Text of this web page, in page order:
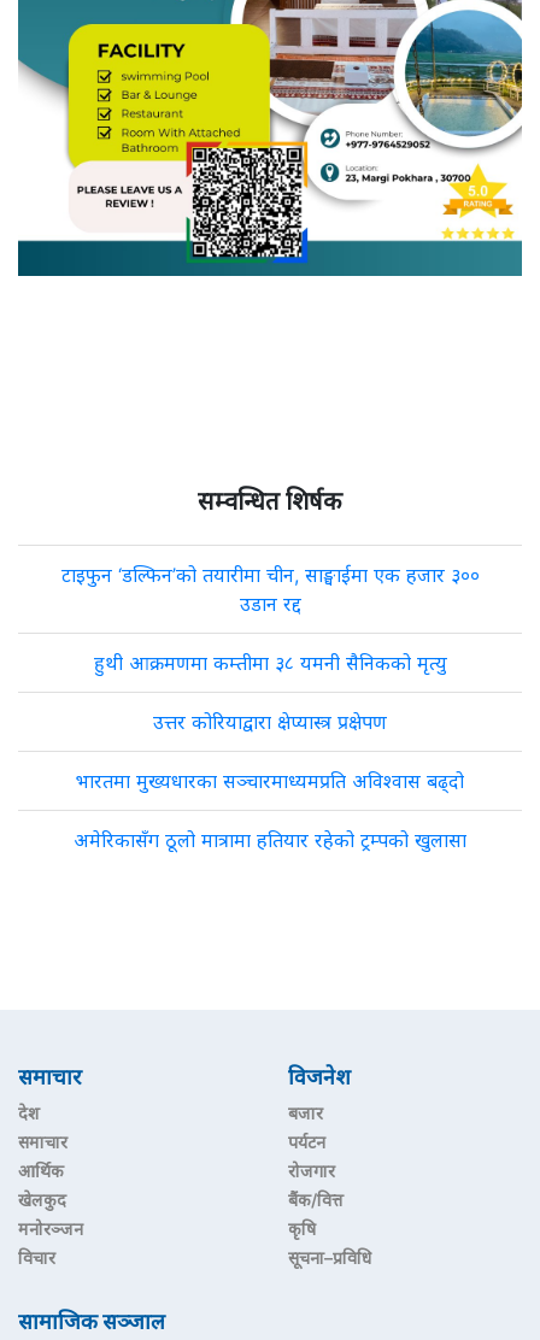
सम्वन्धित शिर्षक
टाइफुन ‘डल्फिन’को तयारीमा चीन, साङ्घाईमा एक हजार ३००
उडान रद्द
हुथी आक्रमणमा कम्तीमा ३८ यमनी सैनिकको मृत्यु
उत्तर कोरियाद्वारा क्षेप्यास्त्र प्रक्षेपण
भारतमा मुख्यधारका सञ्चारमाध्यमप्रति अविश्वास बढ्दो
अमेरिकासँग ठूलो मात्रामा हतियार रहेको ट्रम्पको खुलासा
समाचार
देश
समाचार
आर्थिक
खेलकुद
मनोरञ्जन
विचार
विजनेश
बजार
पर्यटन
रोजगार
बैंक/वित्त
कृषि
सूचना–प्रविधि
सामाजिक सञ्जाल